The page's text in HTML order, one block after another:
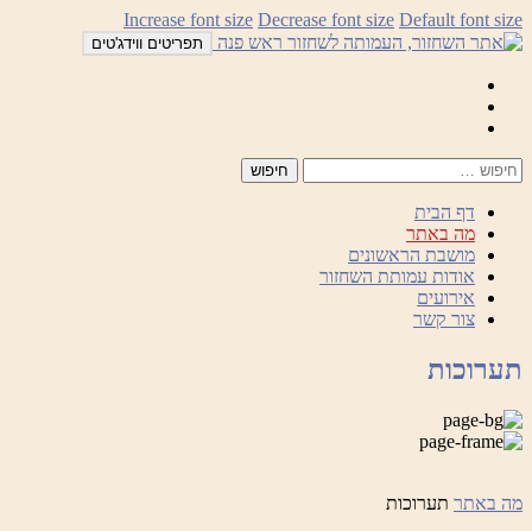
לדלג
לתוכן
Increase font size Decrease font size Default font size
תפריטים ווידג'טים
דף הבית
מה באתר
מושבת הראשונים
אודות עמותת השחזור
אירועים
צור קשר
תערוכות
מה באתר תערוכות